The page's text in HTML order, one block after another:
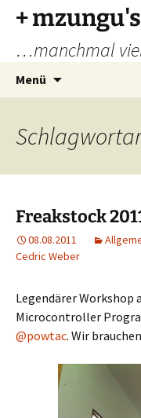
Zum
Inhalt
springen
+
…manchmal
Menü
Freakstock
08.08.2011
Cedric Weber
Legendärer Workshop
Microcontroller
@powtac. Wir